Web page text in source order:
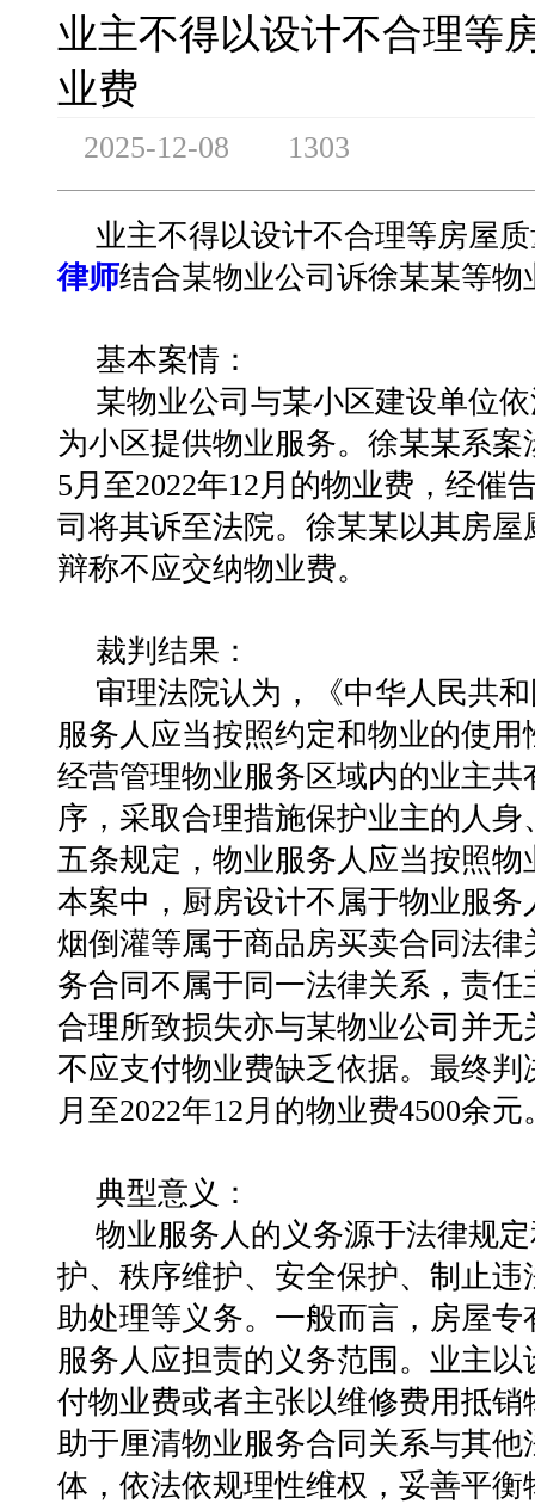
业主不得以设计不合理等
业费
2025-12-08 1303
业主不得以设计不合理等房屋
律师结合某物业公司诉徐某某等
基本案情：
某物业公司与某小区建设单位
为小区提供物业服务。徐某某系
5月至2022年12月的物业费，经催
司将其诉至法院。徐某某以其房
辩称不应交纳物业费。
裁判结果：
审理法院认为，《中华人民共
服务人应当按照约定和物业的使
经营管理物业服务区域内的业主
序，采取合理措施保护业主的人
五条规定，物业服务人应当按照
本案中，厨房设计不属于物业服
烟倒灌等属于商品房买卖合同法
务合同不属于同一法律关系，责
合理所致损失亦与某物业公司并
不应支付物业费缺乏依据。最终
月至2022年12月的物业费4500余元
典型意义：
物业服务人的义务源于法律规
护、秩序维护、安全保护、制止
助处理等义务。一般而言，房屋
服务人应担责的义务范围。业主
付物业费或者主张以维修费用抵
助于厘清物业服务合同关系与其
体，依法依规理性维权，妥善平